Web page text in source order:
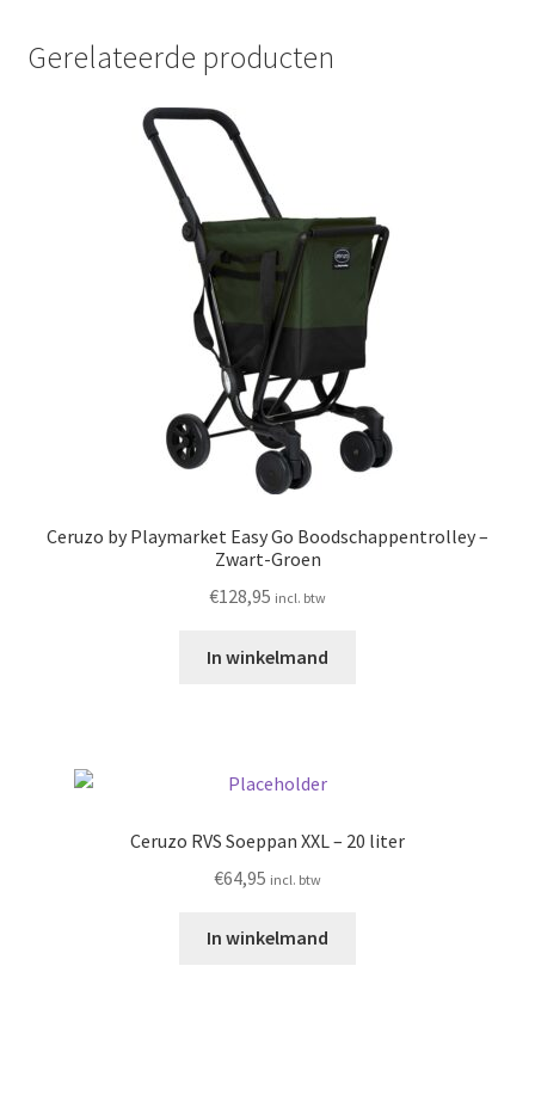
Gerelateerde producten
Ceruzo by Playmarket Easy Go Boodschappentrolley –
Zwart-Groen
€128,95 incl. btw
In winkelmand
Ceruzo RVS Soeppan XXL – 20 liter
€64,95 incl. btw
In winkelmand